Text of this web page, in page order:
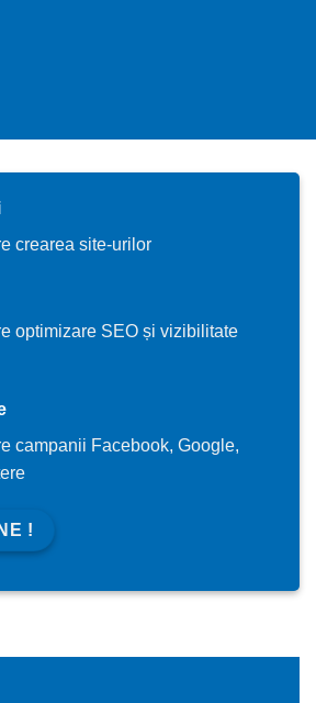
crearea site-urilor
optimizare SEO și vizibilitate
campanii Facebook, Google,
!